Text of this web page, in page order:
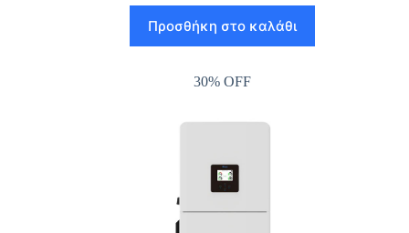
Προσθήκη στο καλάθι
30% OFF